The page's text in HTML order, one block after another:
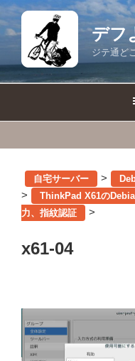
コ
ン
デフ
ジテ通ど
自宅サーバー >
>
ThinkPad X61の
力、指紋認証
>
x61-04